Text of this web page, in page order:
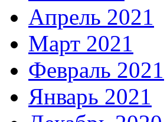
Апрель 2021
Март 2021
Февраль 2021
Январь 2021